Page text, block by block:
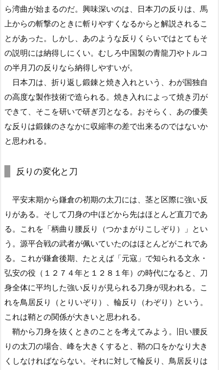
ら湾曲が始まるのだ。興味深いのは、日本刀の反りは、馬
上からの斬撃のときに斬りやすくなるからと解説されるこ
とがあった。しかし、あのような反りくらいではとてもそ
の説明には納得しにくい。むしろ中国製の青龍刀やトルコ
の半月刀の反りなら納得しやすいが。
日本刀は、折り返し鍛錬と焼き入れという、わが国独自
の高度な製作技術で造られる。焼き入れによって焼き刃が
できて、そこを研いで研ぎ刃となる。おそらく、あの優美
な反りは鍛錬のさなかに収縮率の差で出来るのではないか
と思われる。
反りの変化と刀
平安末期から鎌倉の初期の太刀には、茎と区際に強い反
りがある。そして刀身の中ほどから先はほとんど直刀であ
る。これを「柄曲り腰反り（つかまがりこしぞり）」とい
う。源平合戦の武者が佩いていたのはほとんどがこれであ
る。これが鎌倉後期、たとえば「元寇」で知られる文永・
弘安の役（１２７４年と１２８１年）の時代になると、刀
身全体に平均した強い反りが見られる刀身が現われる。こ
れを鳥居反り（とりいぞり）、輪反り（わぞり）という。
これは鞘との関係が大きいと思われる。
鞘から刀身を抜くときのことを考えてみよう。旧い腰反
りの太刀の場合、峰を大きくすると、鞘の口をかなり大き
くしなければならない。それに対して輪反り、鳥居反りは